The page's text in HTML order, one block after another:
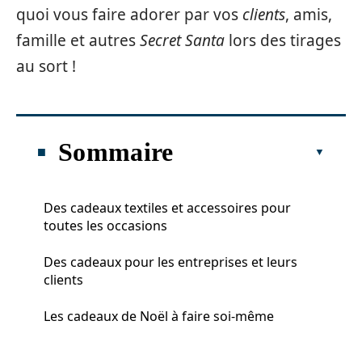
quoi vous faire adorer par vos clients, amis,
famille et autresSecret Santa lors des tirages
au sort !
Sommaire
Des cadeaux textiles et accessoires pour
toutes les occasions
Des cadeaux pour les entreprises et leurs
clients
Les cadeaux de Noël à faire soi-même